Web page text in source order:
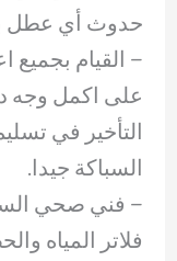
حدوث أي عطل
– ‏القيام بجميع
على اكمل وجه
التأخير في
السباكة جيدا.
– ‏فني صحي
فلاتر المياه